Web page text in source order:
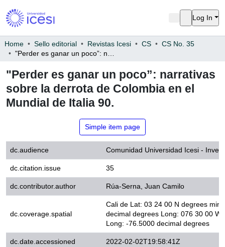
Log In
Home Sello editorial Revistas Icesi CS
CS No. 35
"Perder es ganar un poco”: narrativas sobre la derrota de Colombia en el Mundial de Italia 90.
"Perder es ganar un poco”:
narrativas sobre la derrota de
Colombia en el Mundial de Italia 90.
Simple item page
dc.audience
Comunidad Universidad Icesi -
dc.citation.issue
dc.contributor.author
Rúa-Serna, Juan Camilo
dc.coverage.spatial
Cali de Lat: 03 24 00 N degrees
decimal degrees Long: 076 30
-76.5000 decimal degrees
dc.date.accessioned
2022-02-02T19:58:41Z